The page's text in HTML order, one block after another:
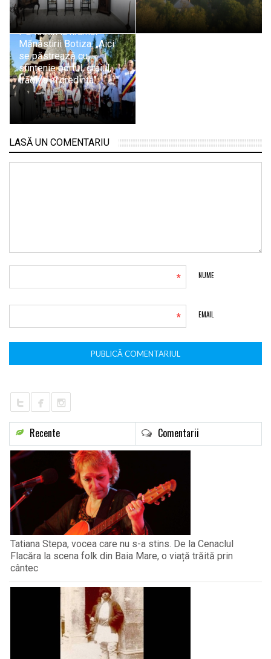
PS Iustin la hramul
Mănăstirii Botiza: „Aici
se păstrează cu
sfințenie portul, graiul,
tradiția și credința”
LASĂ UN COMENTARIU
NUME
*
EMAIL
*
Recente Comentarii
Tatiana Stepa, vocea care nu s-a stins. De la Cenaclul
Flacăra la scena folk din Baia Mare, o viață trăită prin
cântec